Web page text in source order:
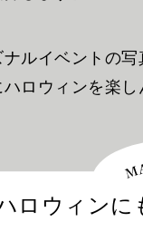
ルイベントの
ロウィンを楽し
ロウィンに